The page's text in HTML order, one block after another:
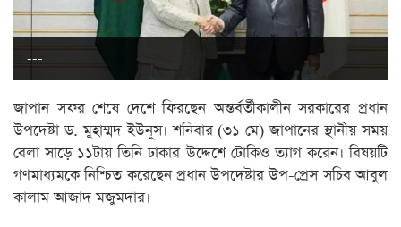
---
জাপান সফর শেষে দেশে ফিরছেন অন্তর্বর্তীকালীন সরকারের প্রধান
উপদেষ্টা ড. মুহাম্মদ ইউনূস। শনিবার (৩১ মে) জাপানের স্থানীয় সময়
বেলা সাড়ে ১১টায় তিনি ঢাকার উদ্দেশে টোকিও ত্যাগ করেন। বিষয়টি
গণমাধ্যমকে নিশ্চিত করেছেন প্রধান উপদেষ্টার উপ-প্রেস সচিব আবুল
কালাম আজাদ মজুমদার।